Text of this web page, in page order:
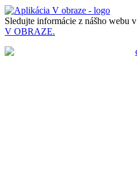
Sledujte informácie z nášho webu v
V OBRAZE.